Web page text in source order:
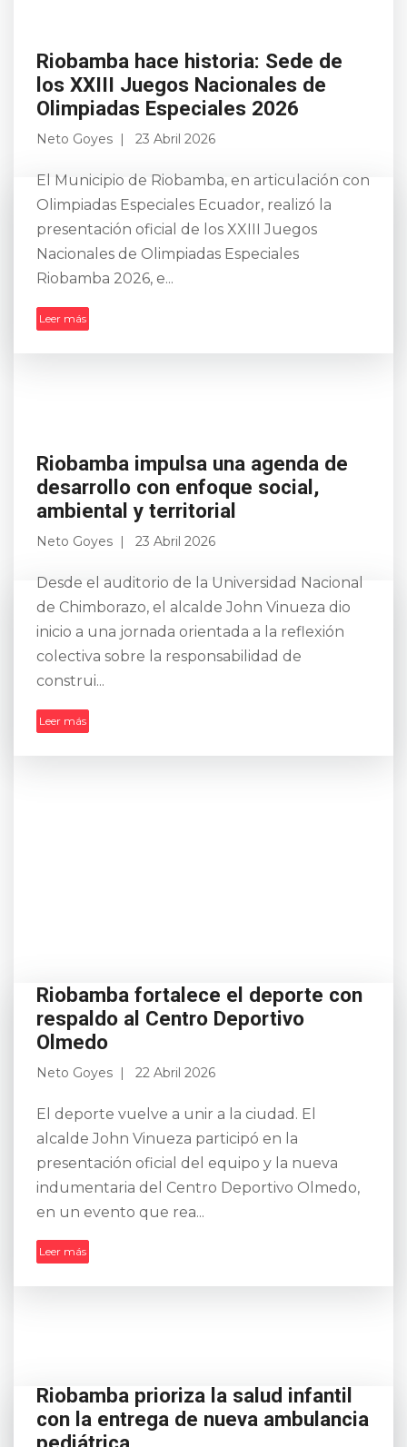
Riobamba hace historia: Sede de
los XXIII Juegos Nacionales de
Olimpiadas Especiales 2026
Neto Goyes 23 Abril 2026
El Municipio de Riobamba, en articulación con
Olimpiadas Especiales Ecuador, realizó la
presentación oficial de los XXIII Juegos
Nacionales de Olimpiadas Especiales
Riobamba 2026, e...
Leer más
Riobamba impulsa una agenda de
desarrollo con enfoque social,
ambiental y territorial
Neto Goyes 23 Abril 2026
Desde el auditorio de la Universidad Nacional
de Chimborazo, el alcalde John Vinueza dio
inicio a una jornada orientada a la reflexión
colectiva sobre la responsabilidad de
construi...
Leer más
Riobamba fortalece el deporte con
respaldo al Centro Deportivo
Olmedo
Neto Goyes 22 Abril 2026
El deporte vuelve a unir a la ciudad. El
alcalde John Vinueza participó en la
presentación oficial del equipo y la nueva
indumentaria del Centro Deportivo Olmedo,
en un evento que rea...
Leer más
Riobamba prioriza la salud infantil
con la entrega de nueva ambulancia